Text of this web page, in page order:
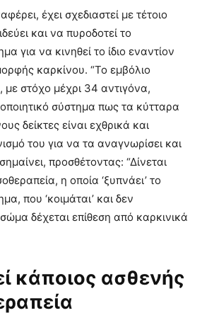
έχει σχεδιαστεί με τέτοιο
και να πυροδοτεί το
για να κινηθεί το ίδιο εναντίον
καρκίνου. “Το εμβόλιο
με στόχο μέχρι 34 αντιγόνα,
σύστημα πως τα κύτταρα
δείκτες είναι εχθρικά και
του για να τα αναγνωρίσει και
προσθέτοντας: “Δίνεται
η οποία ‘ξυπνάει’ το
που ‘κοιμάται’ και δεν
δέχεται επίθεση από καρκινικά
κάποιος ασθενής